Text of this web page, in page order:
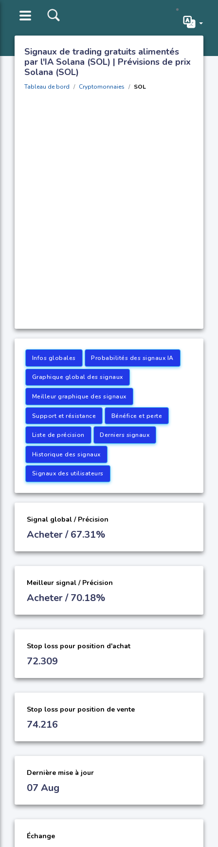
Signaux de trading gratuits alimentés
par l'IA Solana (SOL) | Prévisions de prix
Solana (SOL)
Tableau de bord Cryptomonnaies SOL
Infos globales Probabilités des signaux IA
Graphique global des signaux
Meilleur graphique des signaux
Support et résistance Bénéfice et perte
Liste de précision Derniers signaux
Historique des signaux
Signaux des utilisateurs
Signal global / Précision
Acheter / 67.31%
Meilleur signal / Précision
Acheter / 70.18%
Stop loss pour position d'achat
72.309
Stop loss pour position de vente
74.216
Dernière mise à jour
07 Aug
Échange